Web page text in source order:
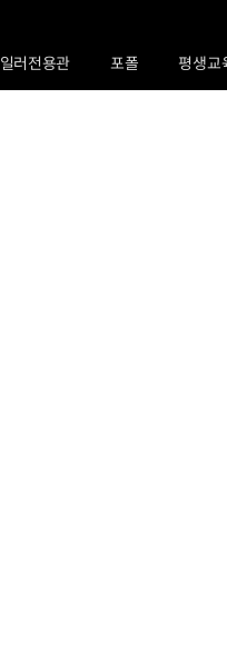
일러전용관 포폴 평생교